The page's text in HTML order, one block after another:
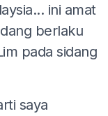
ini amat
berlaku
pada sidang
saya